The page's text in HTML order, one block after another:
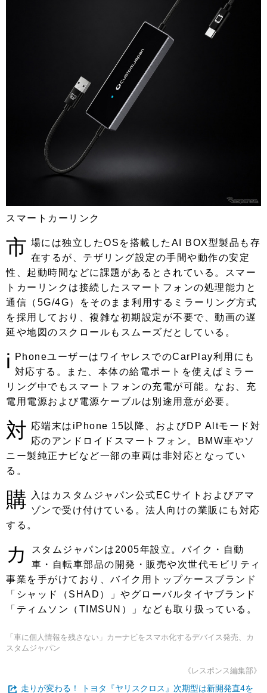
スマートカーリンク
市 場には独立したOSを搭載したAI BOX型製品も存
在するが、テザリング設定の手間や動作の安定
性、起動時間などに課題があるとされている。スマー
トカーリンクは接続したスマートフォンの処理能力と
通信（5G/4G）をそのまま利用するミラーリング方式
を採用しており、複雑な初期設定が不要で、動画の遅
延や地図のスクロールもスムーズだとしている。
i
PhoneユーザーはワイヤレスでのCarPlay利用にも
対応する。また、本体の給電ポートを使えばミラー
リング中でもスマートフォンの充電が可能。なお、充
電用電源および電源ケーブルは別途用意が必要。
対 応端末はiPhone 15以降、およびDP Altモード対
応のアンドロイドスマートフォン。BMW車やソ
ニー製純正ナビなど一部の車両は非対応となってい
る。
購
入はカスタムジャパン公式ECサイトおよびアマ
ゾンで受け付けている。法人向けの業販にも対応
する。
カ
スタムジャパンは2005年設立。バイク・自動
車・自転車部品の開発・販売や次世代モビリティ
事業を手がけており、バイク用トップケースブランド
「シャッド（SHAD）」やグローバルタイヤブランド
「ティムソン（TIMSUN）」なども取り扱っている。
「車に個人情報を残さない」カーナビをスマホ化するデバイス発売、カ
スタムジャパン
《レスポンス編集部》
走りが変わる！ トヨタ『ヤリスクロス』次期型は新開発直4を